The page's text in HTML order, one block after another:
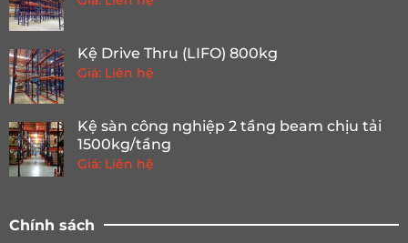
Kệ Drive Thru (LIFO) 800kg
Giá: Liên hệ
Kệ sàn công nghiệp 2 tầng beam chịu tải
1500kg/tầng
Giá: Liên hệ
Chính sách